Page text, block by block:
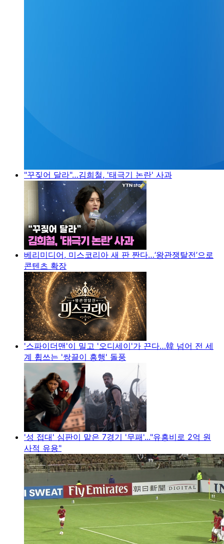
"꾸짖어 달라"…김희철, '태극기 논란' 사과
베리미디어, 미스코리아 새 판 짠다…‘왕관쟁탈전’으로
콘텐츠 확장
'스파이더맨'이 밀고 '오디세이'가 끈다…韓 넘어 전 세
계 휩쓰는 '쌍끌이 흥행' 돌풍
'성 접대' 심판이 맡은 7경기 '무패'..."유흥비로 2억 원
사적 유용"